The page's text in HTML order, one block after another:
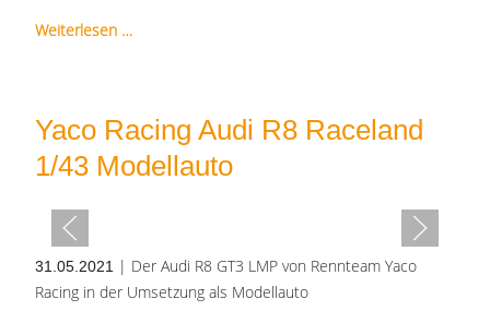
Weiterlesen …
Yaco Racing Audi R8 Raceland
1/43 Modellauto
31.05.2021 | Der Audi R8 GT3 LMP von Rennteam Yaco
Racing in der Umsetzung als Modellauto